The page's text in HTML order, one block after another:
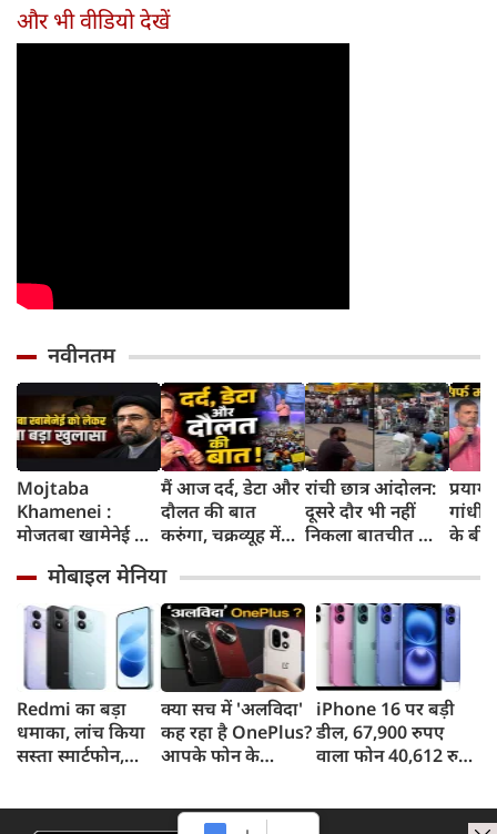
और भी वीडियो देखें
नवीनतम
Mojtaba
Khamenei :
मोजतबा खामेनेई की
सकती है मौत,
इजराइली मीडिया के
दावे के बीच सामने
आया वीडियो, कैसी है
ईरान के सुप्रीम लीडर
की हालत
मैं आज दर्द, डेटा और
दौलत की बात
करुंगा, चक्रव्यूह में
रील नशा है, छात्रों की
गूंज में बोले राहुल
गांधी
रांची छात्र आंदोलन:
दूसरे दौर भी नहीं
निकला बातचीत का
जयराम महतो ने
किया अनशन का
ऐलान
गांधी
के
मोबाइल मेनिया
Redmi का बड़ा
धमाका, लांच किया
सस्ता स्मार्टफोन,
क्या सच में 'अलविदा'
कह रहा है OnePlus?
आपके फोन के
iPhone 16 पर बड़ी
डील, 67,900 रुपए
वाला फोन 40,612 रुपए